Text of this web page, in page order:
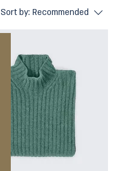
Sort by: Recommended